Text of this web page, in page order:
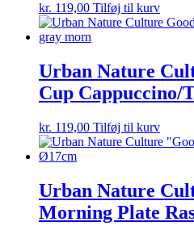
kr. 119,00 Tilføj til kurv
Urban Nature
Cup Cappuccino/
kr. 119,00 Tilføj til kurv
Urban Nature
Morning Plate